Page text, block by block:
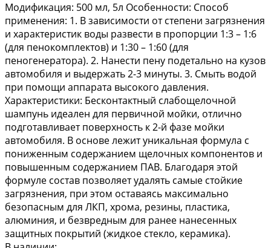
Модификация: 500 мл, 5л Особенности: Способ
применения: 1. В зависимости от степени загрязнения
и характеристик воды развести в пропорции 1:3 – 1:6
(для пенокомплектов) и 1:30 – 1:60 (для
пеногенератора). 2. Нанести пену подетально на кузов
автомобиля и выдержать 2-3 минуты. 3. Смыть водой
при помощи аппарата высокого давления.
Характеристики: Бесконтактный слабощелочной
шампунь идеален для первичной мойки, отлично
подготавливает поверхность к 2-й фазе мойки
автомобиля. В основе лежит уникальная формула с
пониженным содержанием щелочных компонентов и
повышенным содержанием ПАВ. Благодаря этой
формуле состав позволяет удалять самые стойкие
загрязнения, при этом оставаясь максимально
безопасным для ЛКП, хрома, резины, пластика,
алюминия, и безвредным для ранее нанесенных
защитных покрытий (жидкое стекло, керамика).